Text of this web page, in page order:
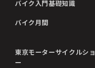
バイク入門基礎知識
バイク月間
東京モーターサイクルショ
ー